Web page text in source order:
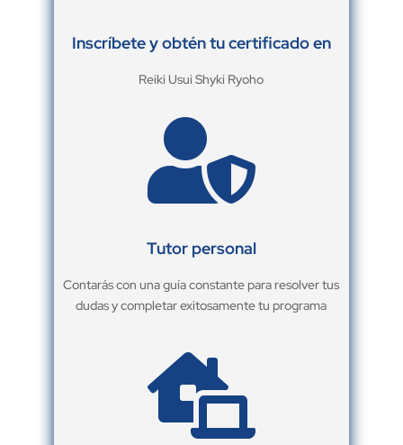
Inscríbete y obtén tu certificado en
Reiki Usui Shyki Ryoho

Tutor personal
Contarás con una guía constante para resolver tus
dudas y completar exitosamente tu programa
